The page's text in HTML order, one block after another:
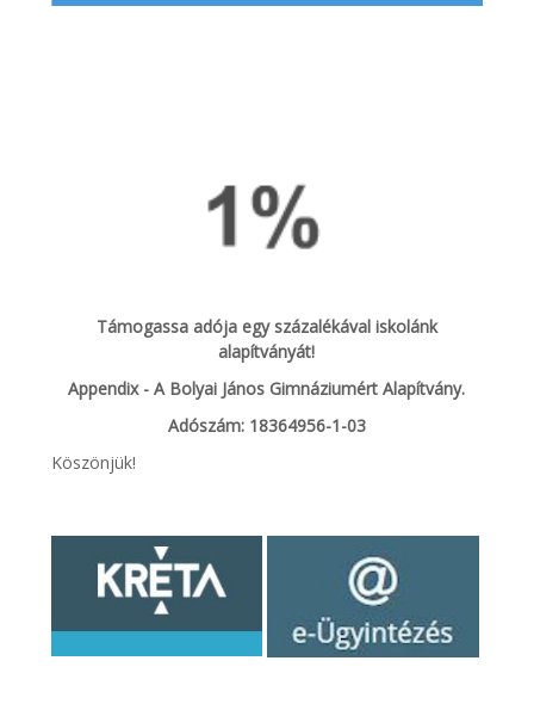
Támogassa adója egy százalékával iskolánk
alapítványát!
Appendix - A Bolyai János Gimnáziumért Alapítvány.
Adószám: 18364956-1-03
Köszönjük!